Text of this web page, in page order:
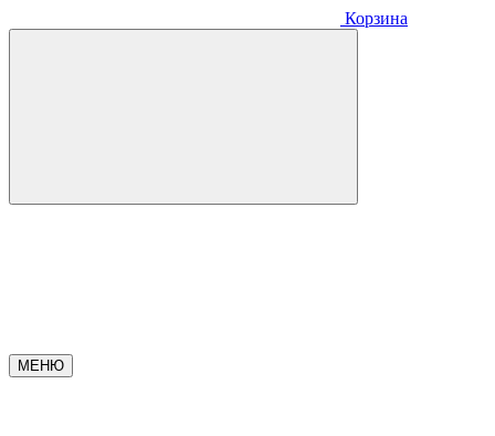
Корзина
МЕНЮ